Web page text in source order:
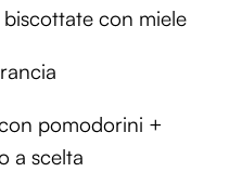
con miele
pomodorini +
a scelta